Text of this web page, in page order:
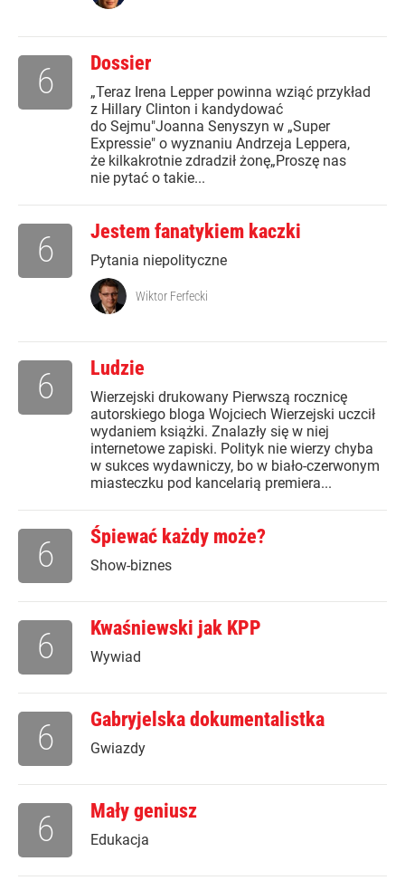
Dossier
„Teraz Irena Lepper powinna wziąć przykład
z Hillary Clinton i kandydować
do Sejmu"Joanna Senyszyn w „Super
Expressie" o wyznaniu Andrzeja Leppera,
że kilkakrotnie zdradził żonę„Proszę nas
nie pytać o takie...
6
Jestem fanatykiem kaczki
Pytania niepolityczne
6
Wiktor Ferfecki
Ludzie
Wierzejski drukowany Pierwszą rocznicę
autorskiego bloga Wojciech Wierzejski uczcił
wydaniem książki. Znalazły się w niej
internetowe zapiski. Polityk nie wierzy chyba
w sukces wydawniczy, bo w biało-czerwonym
miasteczku pod kancelarią premiera...
6
Śpiewać każdy może?
Show-biznes
6
Kwaśniewski jak KPP
Wywiad
6
Gabryjelska dokumentalistka
Gwiazdy
6
Mały geniusz
Edukacja
6